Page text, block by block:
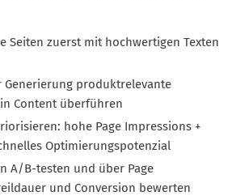
Seiten zuerst mit hochwertigen Texten
Generierung produktrelevante
Content überführen
hohe Page Impressions +
Optimierungspotenzial
A/B-testen und über Page
und Conversion bewerten